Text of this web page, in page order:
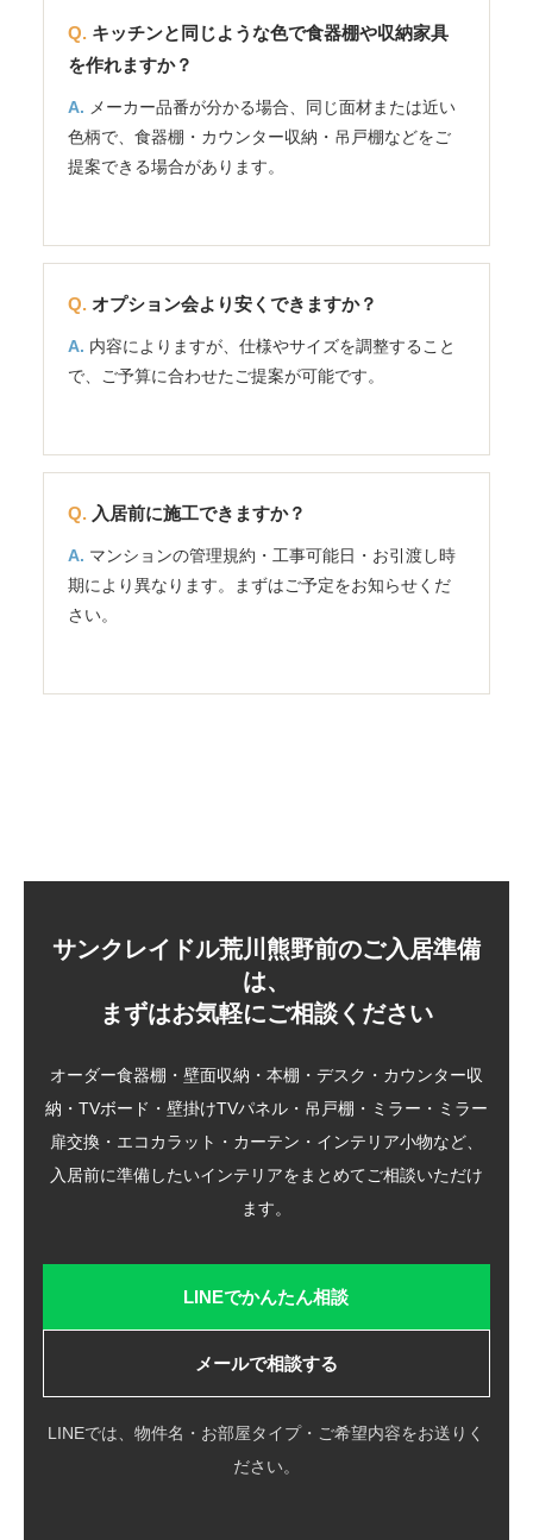
キッチンと同じような色で食器棚や収納家具
を作れますか？
メーカー品番が分かる場合、同じ面材または近い
色柄で、食器棚・カウンター収納・吊戸棚などをご
提案できる場合があります。
オプション会より安くできますか？
内容によりますが、仕様やサイズを調整すること
で、ご予算に合わせたご提案が可能です。
入居前に施工できますか？
マンションの管理規約・工事可能日・お引渡し時
期により異なります。まずはご予定をお知らせくだ
さい。
サンクレイドル荒川熊野前のご入居準備
は、
まずはお気軽にご相談ください
オーダー食器棚・壁面収納・本棚・デスク・カウンター収
納・TVボード・壁掛けTVパネル・吊戸棚・ミラー・ミラー
扉交換・エコカラット・カーテン・インテリア小物など、
入居前に準備したいインテリアをまとめてご相談いただけ
ます。
LINEでかんたん相談
メールで相談する
LINEでは、物件名・お部屋タイプ・ご希望内容をお送りく
ださい。